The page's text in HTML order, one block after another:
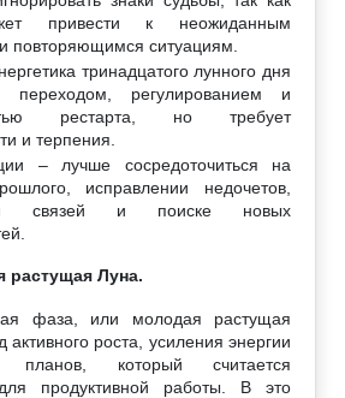
привести к неожиданным
повторяющимся ситуациям.
тринадцатого лунного дня
переходом, регулированием и
рестарта, но требует
и терпения.
– лучше сосредоточиться на
исправлении недочетов,
связей и поиске новых
растущая Луна.
фаза, или молодая растущая
активного роста, усиления энергии
планов, который считается
продуктивной работы. В это